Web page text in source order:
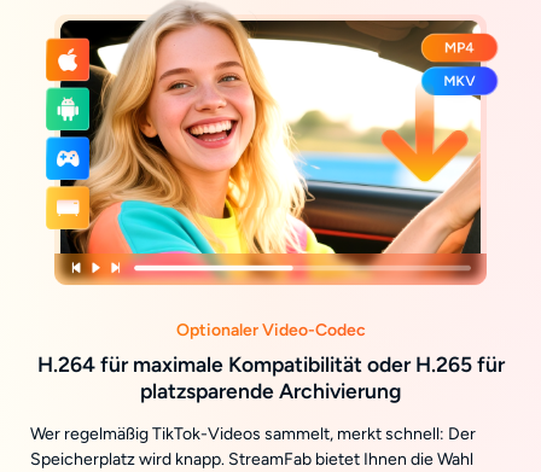
Optionaler Video-Codec
H.264 für maximale Kompatibilität oder H.265 für
platzsparende Archivierung
Wer regelmäßig TikTok-Videos sammelt, merkt schnell: Der
Speicherplatz wird knapp. StreamFab bietet Ihnen die Wahl